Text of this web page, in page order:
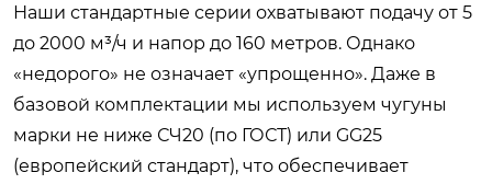
Наши стандартные серии охватывают подачу от 5
до 2000 м³/ч и напор до 160 метров. Однако
«недорого» не означает «упрощенно». Даже в
базовой комплектации мы используем чугуны
марки не ниже СЧ20 (по ГОСТ) или GG25
(европейский стандарт), что обеспечивает